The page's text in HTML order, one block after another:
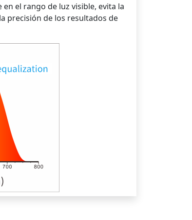
el rango de luz visible, evita la
precisión de los resultados de